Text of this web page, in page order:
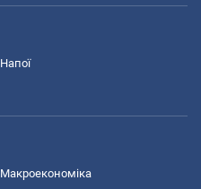
Напої
Макроекономіка